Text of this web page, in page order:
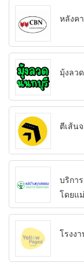
หลังค
มุ้งลว
ตีเส้น
บริกา
โดยแ
โรงง